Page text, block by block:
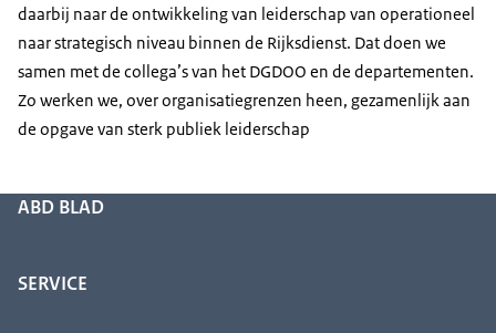
daarbij naar de ontwikkeling van leiderschap van operationeel
naar strategisch niveau binnen de Rijksdienst. Dat doen we
samen met de collega’s van het DGDOO en de departementen.
Zo werken we, over organisatiegrenzen heen, gezamenlijk aan
de opgave van sterk publiek leiderschap
ABD BLAD
SERVICE